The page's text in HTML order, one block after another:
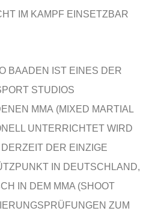
IM KAMPF EINSETZBAR
BAADEN IST EINES DER
STUDIOS
MMA (MIXED MARTIAL
UNTERRICHTET WIRD
DER EINZIGE A
IN DEUTSCHLAND, I
IN DEM MMA (SHOOT F
ZUM N